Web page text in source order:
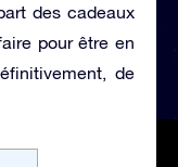
des cadeaux
pour être en
de